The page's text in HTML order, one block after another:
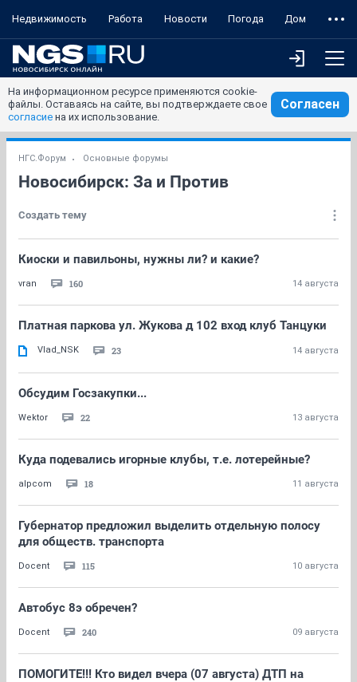
Недвижимость Работа Новости Погода Дом
На информационном ресурсе применяются cookie-
файлы. Оставаясь на сайте, вы подтверждаете свое
согласие на их использование.
Согласен
НГС.Форум Основные форумы
Новосибирск: За и Против
Создать тему
Киоски и павильоны, нужны ли? и какие?
vran 160 14 августа
Платная паркова ул. Жукова д 102 вход клуб Танцуки
Vlad_NSK 23 14 августа
Обсудим Госзакупки...
Wektor 22 13 августа
Куда подевались игорные клубы, т.е. лотерейные?
alpcom 18 11 августа
Губернатор предложил выделить отдельную полосу
для обществ. транспорта
Docent 115 10 августа
Автобус 8э обречен?
Docent 240 09 августа
ПОМОГИТЕ!!! Кто видел вчера (07 августа) ДТП на